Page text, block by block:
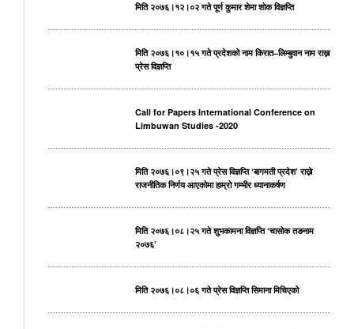
मिति २०७६।१२।०२ गते पूर्ण कुमार शेमा शोक विज्ञप्ति
मिति २०७६।१०।१५ गते प्रदेशको नाम किरात–लिम्बुवान नाम राख्न
प्रेस विज्ञप्ति
Call for Papers International Conference on
Limbuwan Studies -2020
मिति २०७६।०९।२५ गते प्रेस विज्ञप्ति ‘बागमती प्रदेश’ राख्ने
राजनीतिक निर्णय आएकोमा हाम्रो गम्भीर ध्यानाकर्षण
मिति २०७६।०८।२५ गते शुभकामना विज्ञप्ति ‘चासोक तङनाम
२०७६’
मिति २०७६।०८।०६ गते प्रेस विज्ञप्ति सिमाना मिचिएको